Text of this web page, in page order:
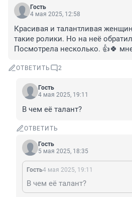
Гость
4 мая 2025, 12:58
Красивая и талантливая
такие ролики. Но на неё
Посмотрела несколько. 👍🍀
ОТВЕТИТЬ 2
Гость
4 мая 2025, 19:11
В чем её талант?
ОТВЕТИТЬ
Гость
5 мая 2025, 18:35
Гость4 мая 2025, 19:11
В чем её талант?